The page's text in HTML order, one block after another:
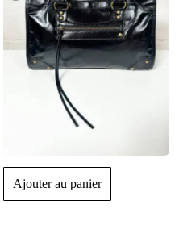
Ajouter au panier